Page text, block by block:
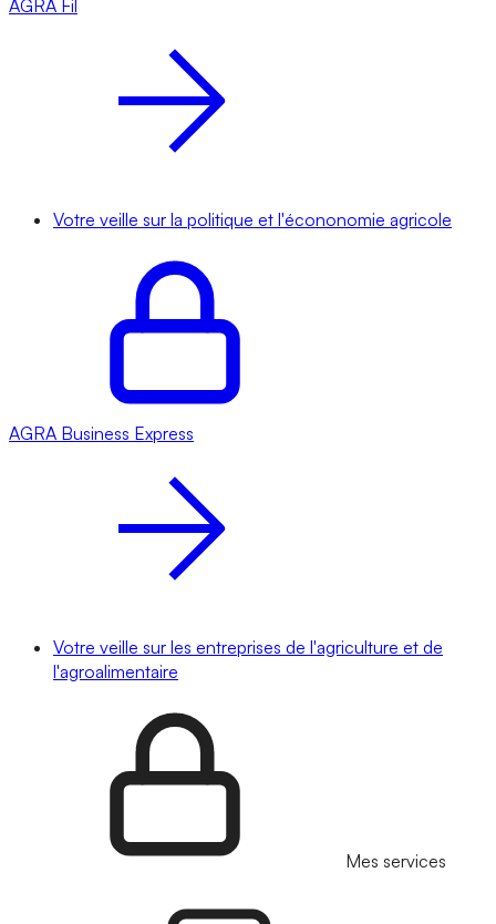
AGRA Fil
Votre veille sur la politique et l'écononomie agricole
AGRA Business Express
Votre veille sur les entreprises de l'agriculture et de
l'agroalimentaire
Mes services